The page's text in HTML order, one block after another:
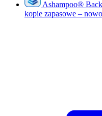
Ashampoo®
kopie zapasowe –